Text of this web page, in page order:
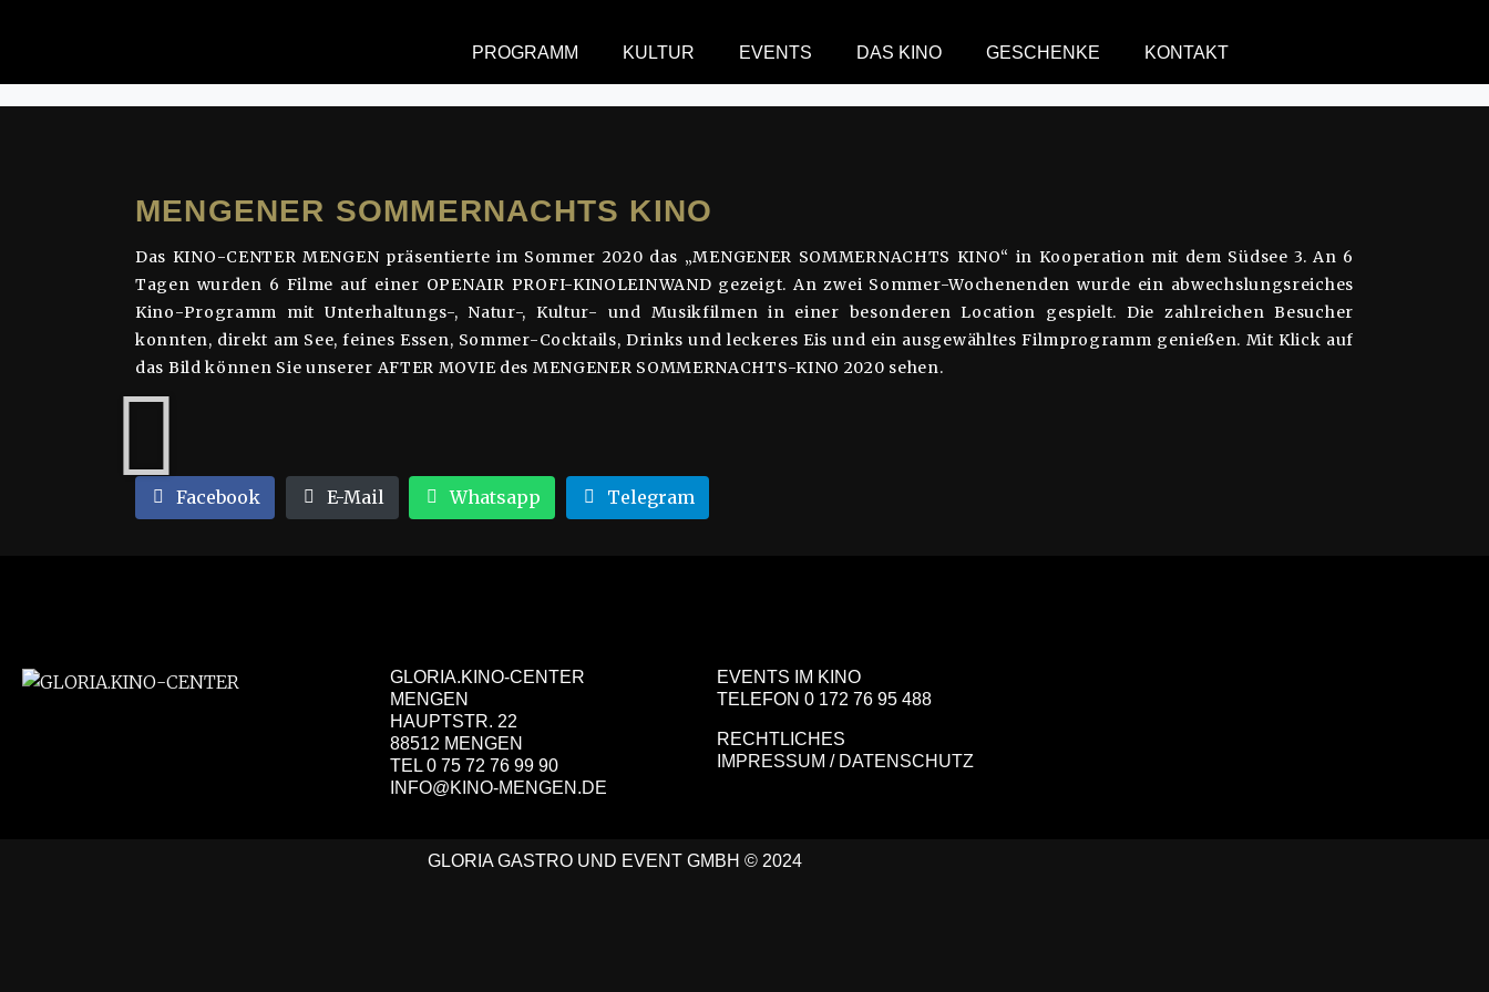
PROGRAMM KULTUR EVENTS DAS KINO GESCHENKE KONTAKT
MENGENER SOMMERNACHTS KINO 2020
MENGENER SOMMERNACHTS KINO
Das KINO-CENTER MENGEN präsentierte im Sommer 2020 das „MENGENER SOMMERNACHTS KINO“ in Kooperation mit dem Südsee 3. An 6
Tagen wurden 6 Filme auf einer OPENAIR PROFI-KINOLEINWAND gezeigt. An zwei Sommer-Wochenenden wurde ein abwechslungsreiches
Kino-Programm mit Unterhaltungs-, Natur-, Kultur- und Musikfilmen in einer besonderen Location gespielt. Die zahlreichen Besucher
konnten, direkt am See, feines Essen, Sommer-Cocktails, Drinks und leckeres Eis und ein ausgewähltes Filmprogramm genießen. Mit Klick auf
das Bild können Sie unserer AFTER MOVIE des MENGENER SOMMERNACHTS-KINO 2020 sehen.
Facebook E-Mail Whatsapp Telegram
GLORIA.KINO-CENTER
MENGEN
HAUPTSTR. 22
88512 MENGEN
TEL 0 75 72 76 99 90
INFO@KINO-MENGEN.DE
EVENTS IM KINO
TELEFON 0 172 76 95 488
RECHTLICHES
IMPRESSUM / DATENSCHUTZ
GLORIA GASTRO UND EVENT GMBH © 2024